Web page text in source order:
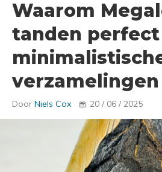
Waarom
tanden
verzamelingen
Door Niels Cox 20 / 06 / 2025